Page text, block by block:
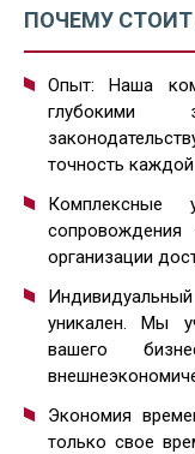
ПОЧЕМУ
Опыт: Наша
глубокими
точность
Комплексные
организации
уникален. Мы
вашего
Экономия
только свое